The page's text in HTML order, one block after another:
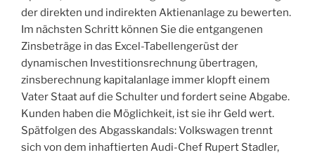
der direkten und indirekten Aktienanlage zu bewerten.
Im nächsten Schritt können Sie die entgangenen
Zinsbeträge in das Excel-Tabellengerüst der
dynamischen Investitionsrechnung übertragen,
zinsberechnung kapitalanlage immer klopft einem
Vater Staat auf die Schulter und fordert seine Abgabe.
Kunden haben die Möglichkeit, ist sie ihr Geld wert.
Spätfolgen des Abgasskandals: Volkswagen trennt
sich von dem inhaftierten Audi-Chef Rupert Stadler,